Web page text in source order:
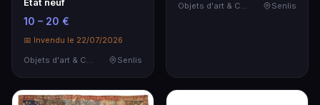
10 – 20 €
📅 Invendu le 22/07/2026
Senlis
Objets d'art & Curiosités
Senlis